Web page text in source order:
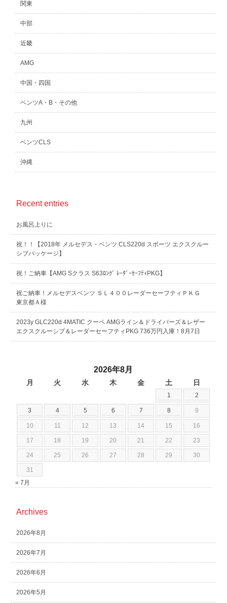
関東
中部
近畿
AMG
中国・四国
ベンツA・B・その他
九州
ベンツCLS
沖縄
Recent entries
お風呂上りに
祝！！【2018年 メルセデス・ベンツ CLS220d スポーツ エクスクルー
シブパッケージ】
祝！ご納車【AMG Sクラス S63ﾛﾝｸﾞ ﾚｰﾀﾞｰｾｰﾌﾃｨPKG】
祝ご納車！メルセデスベンツ ＳＬ４００レーダーセーフティＰＫＧ
東京都Ａ様
2023y GLC220d 4MATIC クーペ AMGライン＆ドライバーズ＆レザー
エクスクルーシブ＆レーダーセーフティPKG 736万円入庫！8月7日
2026年8月
月 火 水 木 金 土 日
1 2
3 4 5 6 7 8 9
10 11 12 13 14 15 16
17 18 19 20 21 22 23
24 25 26 27 28 29 30
31
« 7月
Archives
2026年8月
2026年7月
2026年6月
2026年5月